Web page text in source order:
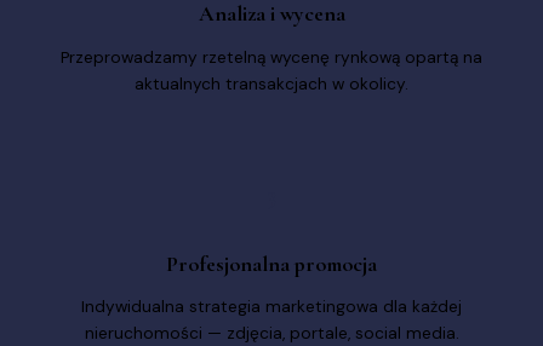
Analiza i wycena
Przeprowadzamy rzetelną wycenę rynkową opartą na
aktualnych transakcjach w okolicy.
Profesjonalna promocja
Indywidualna strategia marketingowa dla każdej
nieruchomości — zdjęcia, portale, social media.